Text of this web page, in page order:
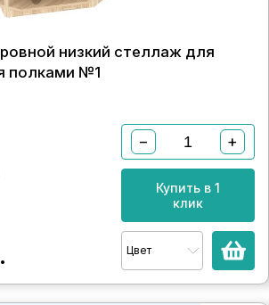
низкий стеллаж для
полками №1
− +
Купить в 1
клик
Цвет